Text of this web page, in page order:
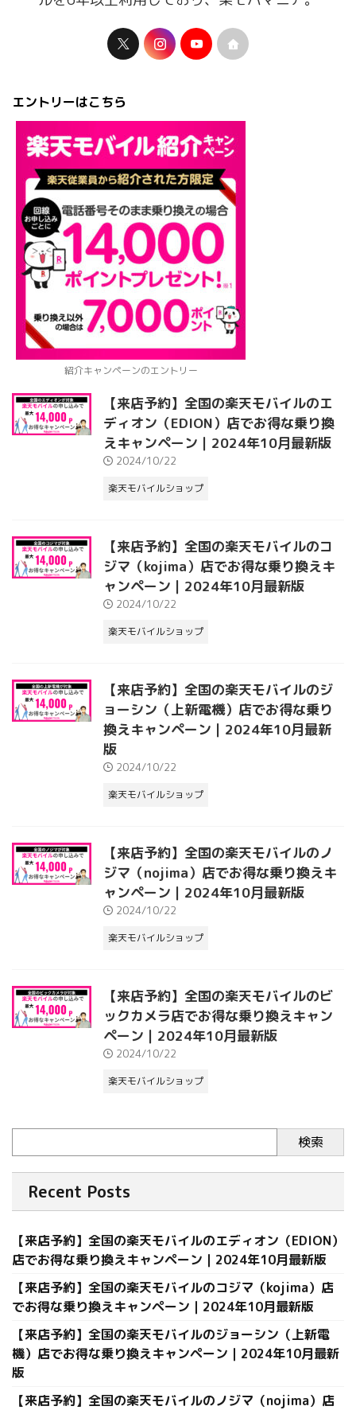
エントリーはこちら
紹介キャンペーンのエントリー
【来店予約】全国の楽天モバイルのエ
ディオン（EDION）店でお得な乗り換
えキャンペーン｜2024年10月最新版
2024/10/22
楽天モバイルショップ
【来店予約】全国の楽天モバイルのコ
ジマ（kojima）店でお得な乗り換えキ
ャンペーン｜2024年10月最新版
2024/10/22
楽天モバイルショップ
【来店予約】全国の楽天モバイルのジ
ョーシン（上新電機）店でお得な乗り
換えキャンペーン｜2024年10月最新
版
2024/10/22
楽天モバイルショップ
【来店予約】全国の楽天モバイルのノ
ジマ（nojima）店でお得な乗り換えキ
ャンペーン｜2024年10月最新版
2024/10/22
楽天モバイルショップ
【来店予約】全国の楽天モバイルのビ
ックカメラ店でお得な乗り換えキャン
ペーン｜2024年10月最新版
2024/10/22
楽天モバイルショップ
検索
Recent Posts
【来店予約】全国の楽天モバイルのエディオン（EDION）
店でお得な乗り換えキャンペーン｜2024年10月最新版
【来店予約】全国の楽天モバイルのコジマ（kojima）店
でお得な乗り換えキャンペーン｜2024年10月最新版
【来店予約】全国の楽天モバイルのジョーシン（上新電
機）店でお得な乗り換えキャンペーン｜2024年10月最新
版
【来店予約】全国の楽天モバイルのノジマ（nojima）店